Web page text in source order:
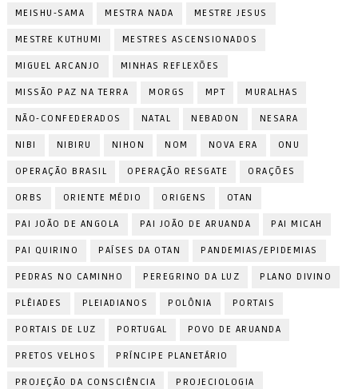
MEISHU-SAMA MESTRA NADA MESTRE JESUS
MESTRE KUTHUMI MESTRES ASCENSIONADOS
MIGUEL ARCANJO MINHAS REFLEXÕES
MISSÃO PAZ NA TERRA MORGS MPT MURALHAS
NÃO-CONFEDERADOS NATAL NEBADON NESARA
NIBI NIBIRU NIHON NOM NOVA ERA ONU
OPERAÇÃO BRASIL OPERAÇÃO RESGATE ORAÇÕES
ORBS ORIENTE MÉDIO ORIGENS OTAN
PAI JOÃO DE ANGOLA PAI JOÃO DE ARUANDA PAI MICAH
PAI QUIRINO PAÍSES DA OTAN PANDEMIAS/EPIDEMIAS
PEDRAS NO CAMINHO PEREGRINO DA LUZ PLANO DIVINO
PLÊIADES PLEIADIANOS POLÔNIA PORTAIS
PORTAIS DE LUZ PORTUGAL POVO DE ARUANDA
PRETOS VELHOS PRÍNCIPE PLANETÁRIO
PROJEÇÃO DA CONSCIÊNCIA PROJECIOLOGIA